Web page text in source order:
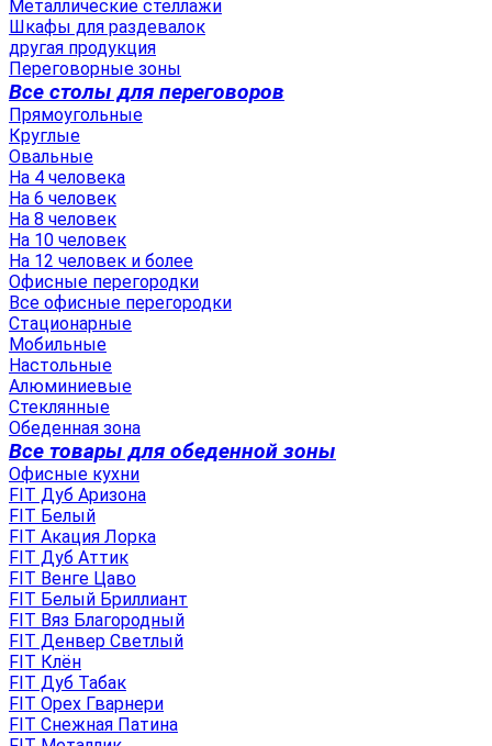
Металлические стеллажи
Шкафы для раздевалок
другая продукция
Переговорные зоны
Все столы для переговоров
Прямоугольные
Круглые
Овальные
На 4 человека
На 6 человек
На 8 человек
На 10 человек
На 12 человек и более
Офисные перегородки
Все офисные перегородки
Стационарные
Мобильные
Настольные
Алюминиевые
Стеклянные
Обеденная зона
Все товары для обеденной зоны
Офисные кухни
FIT Дуб Аризона
FIT Белый
FIT Акация Лорка
FIT Дуб Аттик
FIT Венге Цаво
FIT Белый Бриллиант
FIT Вяз Благородный
FIT Денвер Светлый
FIT Клён
FIT Дуб Табак
FIT Орех Гварнери
FIT Снежная Патина